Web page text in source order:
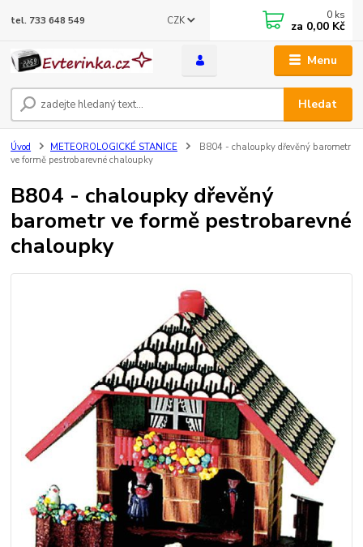
Menu
CZK
Hledat
tel. 733 648 549 0 ks
za 0,00 Kč
Úvod METEOROLOGICKÉ STANICE
B804 - chaloupky dřevěný barometr
ve formě pestrobarevné chaloupky
B804 - chaloupky dřevěný
barometr ve formě pestrobarevné
chaloupky